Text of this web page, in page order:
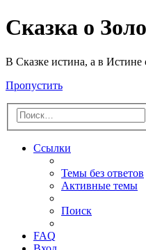
Сказка о
В Сказке истина, а в Истине
Пропустить
Ссылки
Темы без ответов
Активные темы
Поиск
FAQ